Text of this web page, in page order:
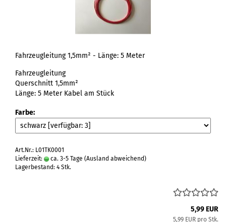
Fahrzeugleitung 1,5mm² - Länge: 5 Meter
Fahrzeugleitung
Querschnitt 1,5mm²
Länge: 5 Meter Kabel am Stück
Farbe:
Art.Nr.: L01TK0001
Lieferzeit:
ca. 3-5 Tage (Ausland abweichend)
Lagerbestand: 4 Stk.
5,99 EUR
5,99 EUR pro Stk.